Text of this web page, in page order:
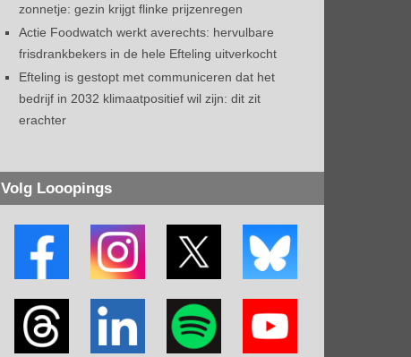
zonnetje: gezin krijgt flinke prijzenregen
Actie Foodwatch werkt averechts: hervulbare
frisdrankbekers in de hele Efteling uitverkocht
Efteling is gestopt met communiceren dat het
bedrijf in 2032 klimaatpositief wil zijn: dit zit
erachter
Volg Looopings